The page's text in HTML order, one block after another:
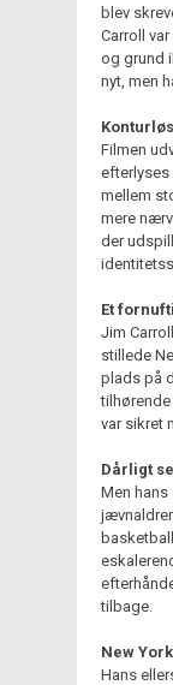
blev
Carroll
og grund
nyt, men
Filmen
mellem
mere
der
Et
Jim
stillede
plads på
tilhørende
var sikret
Dårligt
Men
tilbage.
New
Hans